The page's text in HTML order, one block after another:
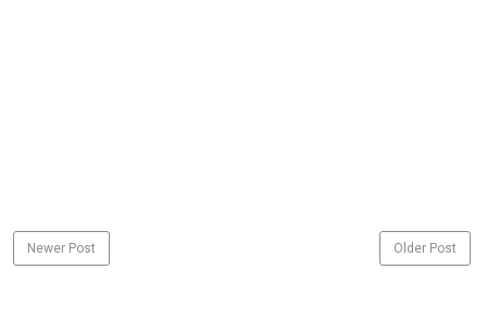
Newer Post Older Post